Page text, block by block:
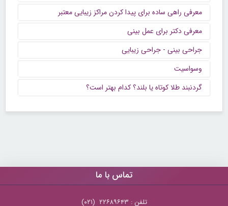
معرفی راهی ساده برای پیدا کردن مراکز زیبایی معتبر
معرفی دکتر برای عمل بینی
جراحی بینی - جراحی زیبایی
وسواسیت
گردنبند طلا کوتاه یا بلند؟ کدام بهتر است؟
تماس با ما
تلفن : ۲۲۶۸۹۶۴۳ (۰۲۱)